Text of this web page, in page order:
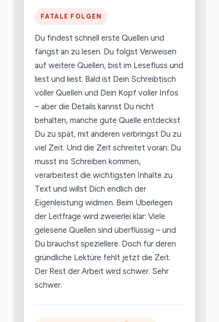
FATALE FOLGEN
Du findest schnell erste Quellen und
fängst an zu lesen. Du folgst Verweisen
auf weitere Quellen, bist im Lesefluss und
liest und liest. Bald ist Dein Schreibtisch
voller Quellen und Dein Kopf voller Infos
– aber die Details kannst Du nicht
behalten, manche gute Quelle entdeckst
Du zu spät, mit anderen verbringst Du zu
viel Zeit. Und die Zeit schreitet voran: Du
musst ins Schreiben kommen,
verarbeitest die wichtigsten Inhalte zu
Text und willst Dich endlich der
Eigenleistung widmen. Beim Überlegen
der Leitfrage wird zweierlei klar: Viele
gelesene Quellen sind überflüssig – und
Du brauchst speziellere. Doch für deren
gründliche Lektüre fehlt jetzt die Zeit.
Der Rest der Arbeit wird schwer. Sehr
schwer.